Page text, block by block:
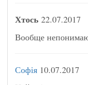
Хтось 22.07.2017
Вообще
Софія 10.07.2017